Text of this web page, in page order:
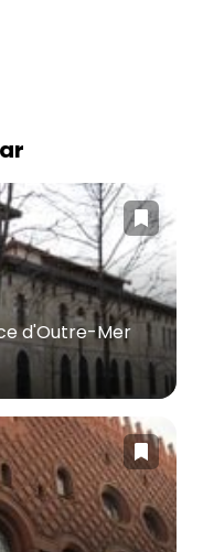
d'Outre-Mer